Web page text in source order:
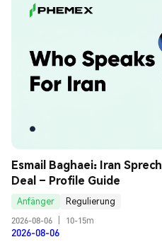
Esmail Baghaei: Iran
Deal – Profile Guide
Anfänger
Regulierung
2026-08-06
10-15m
2026-08-06